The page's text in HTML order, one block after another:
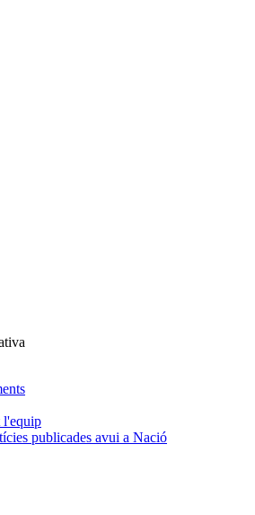
l'equip
publicades avui a Nació